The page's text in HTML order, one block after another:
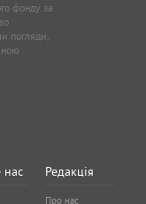
фонду за
погляди,
нас Редакція
Про нас